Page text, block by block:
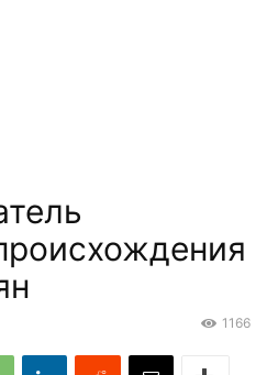
1166